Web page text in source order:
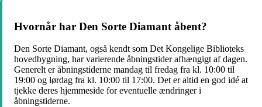
Hvornår har Den Sorte Diamant åbent?
Den Sorte Diamant, også kendt som Det Kongelige Biblioteks
hovedbygning, har varierende åbningstider afhængigt af dagen.
Generelt er åbningstiderne mandag til fredag fra kl. 10:00 til
19:00 og lørdag fra kl. 10:00 til 17:00. Det er altid en god idé at
tjekke deres hjemmeside for eventuelle ændringer i
åbningstiderne.